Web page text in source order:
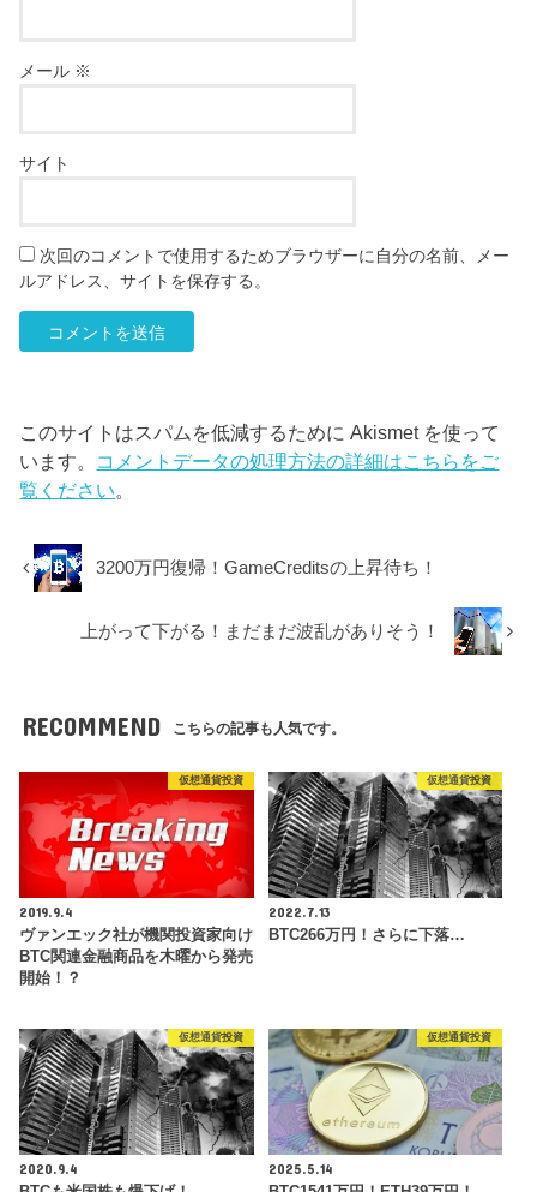
メール ※
サイト
次回のコメントで使用するためブラウザーに自分の名前、メー
ルアドレス、サイトを保存する。
このサイトはスパムを低減するために Akismet を使って
います。 コメントデータの処理方法の詳細はこちらをご
覧ください。
3200万円復帰！GameCreditsの上昇待ち！
上がって下がる！まだまだ波乱がありそう！
RECOMMEND こちらの記事も人気です。
仮想通貨投資
2019.9.4
ヴァンエック社が機関投資家向け
BTC関連金融商品を木曜から発売
開始！？
仮想通貨投資
2022.7.13
BTC266万円！さらに下落…
仮想通貨投資
2020.9.4
仮想通貨投資
2025.5.14